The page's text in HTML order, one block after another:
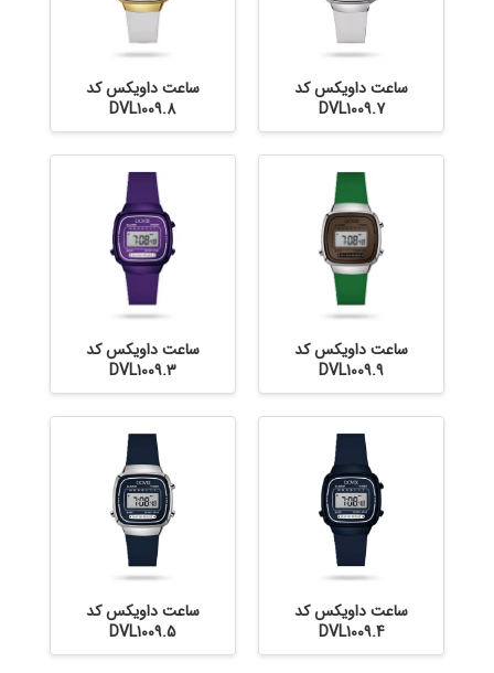
ساعت داویکس کد
DVL1009.7
ساعت داویکس کد
DVL1009.8
ساعت داویکس کد
DVL1009.9
ساعت داویکس کد
DVL1009.3
ساعت داویکس کد
DVL1009.4
ساعت داویکس کد
DVL1009.5